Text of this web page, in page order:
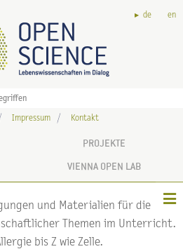
de en
Impressum Kontakt
PROJEKTE
VIENNA OPEN LAB
und Materialien für die
Themen im Unterricht.
bis Z wie Zelle.